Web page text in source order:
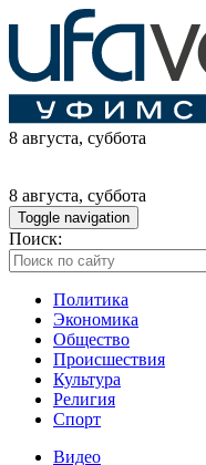
8 августа, суббота
8 августа, суббота
Toggle navigation
Поиск:
Политика
Экономика
Общество
Происшествия
Культура
Религия
Спорт
Видео